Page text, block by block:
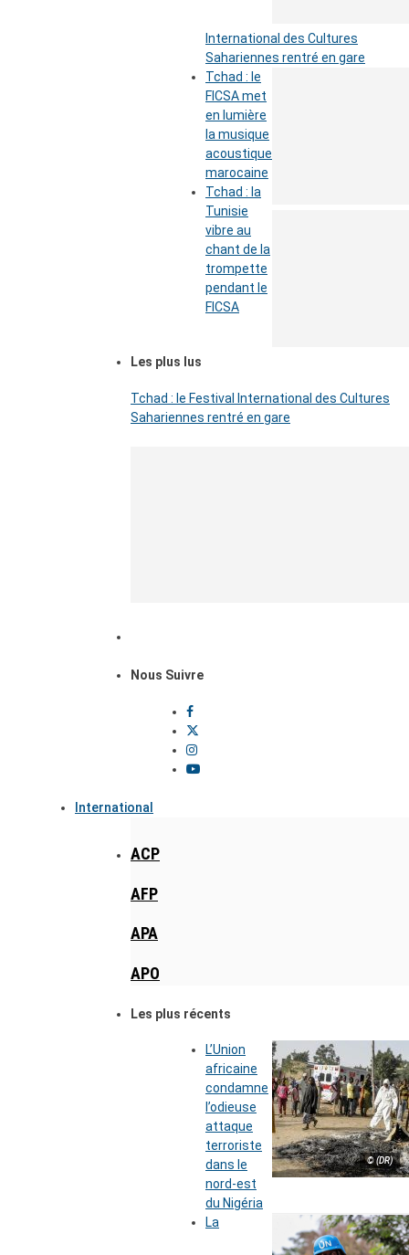
International des Cultures
Sahariennes rentré en gare
Tchad : le
FICSA met
en lumière
la musique
acoustique
marocaine
Tchad : la
Tunisie
vibre au
chant de la
trompette
pendant le
FICSA
Les plus lus
Tchad : le Festival International des Cultures
Sahariennes rentré en gare
Nous Suivre
International
ACP
AFP
APA
APO
Les plus récents
© (DR)
L’Union
africaine
condamne
l’odieuse
attaque
terroriste
dans le
nord-est
du Nigéria
La